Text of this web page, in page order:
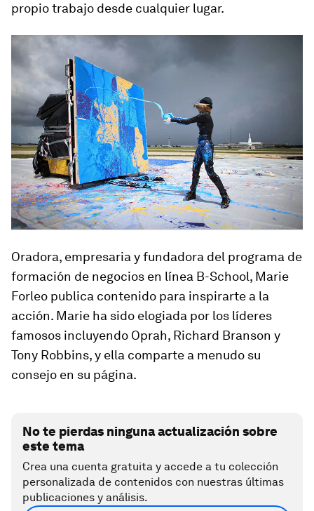
propio trabajo desde cualquier lugar.
Oradora, empresaria y fundadora del programa de
formación de negocios en línea B-School, Marie
Forleo publica contenido para inspirarte a la
acción. Marie ha sido elogiada por los líderes
famosos incluyendo Oprah, Richard Branson y
Tony Robbins, y ella comparte a menudo su
consejo en su página.
No te pierdas ninguna actualización sobre
este tema
Crea una cuenta gratuita y accede a tu colección
personalizada de contenidos con nuestras últimas
publicaciones y análisis.